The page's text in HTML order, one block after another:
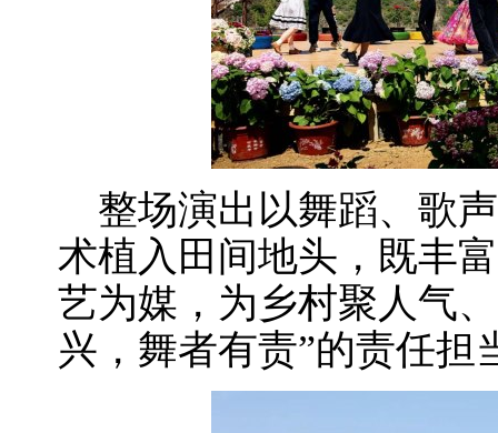
整场演出以舞蹈、歌
术植入田间地头，既丰
艺为媒，为乡村聚人气
兴，舞者有责”的责任担